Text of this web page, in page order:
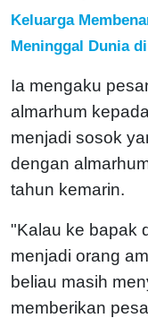
Keluarga
Meninggal Dunia
Ia mengaku
almarhum
menjadi sosok
dengan
tahun kemarin.
"Kalau ke bapak
menjadi orang
beliau masih
memberikan